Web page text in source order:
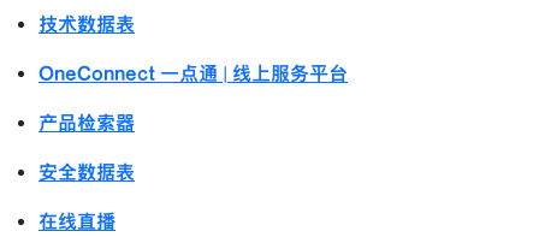
技术数据表
OneConnect 一点通 | 线上服务平台
产品检索器
安全数据表
在线直播